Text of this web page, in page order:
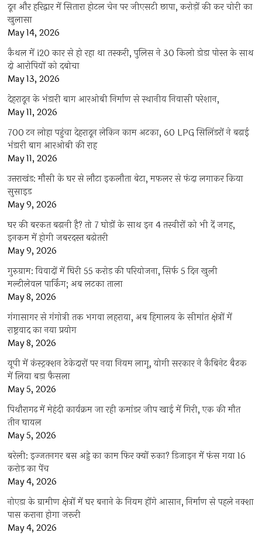
दून और हरिद्वार में सितारा होटल चेन पर जीएसटी छापा, करोड़ों की कर चोरी का
खुलासा
May 14, 2026
कैथल में i20 कार से हो रहा था तस्करी, पुलिस ने 30 किलो डोडा पोस्त के साथ
दो आरोपियों को दबोचा
May 13, 2026
देहरादून के भंडारी बाग आरओबी निर्माण से स्थानीय निवासी परेशान,
May 11, 2026
700 टन लोहा पहुंचा देहरादून लेकिन काम अटका, 60 LPG सिलिंडरों ने बढ़ाई
भंडारी बाग आरओबी की राह
May 11, 2026
उत्तराखंड: मौसी के घर से लौटा इकलौता बेटा, मफलर से फंदा लगाकर किया
सुसाइड
May 9, 2026
घर की बरकत बढ़ानी है? तो 7 घोड़ों के साथ इन 4 तस्वीरों को भी दें जगह,
इनकम में होगी जबरदस्त बढ़ोतरी
May 9, 2026
गुरुग्राम: विवादों में घिरी 55 करोड़ की परियोजना, सिर्फ 5 दिन खुली
मल्टीलेवल पार्किंग; अब लटका ताला
May 8, 2026
गंगासागर से गंगोत्री तक भगवा लहराया, अब हिमालय के सीमांत क्षेत्रों में
राष्ट्रवाद का नया प्रयोग
May 8, 2026
यूपी में कंस्ट्रक्शन ठेकेदारों पर नया नियम लागू, योगी सरकार ने कैबिनेट बैठक
में लिया बड़ा फैसला
May 5, 2026
पिथौरागढ़ में मेहंदी कार्यक्रम जा रही कमांडर जीप खाई में गिरी, एक की मौत
तीन घायल
May 5, 2026
बरेली: इज्जतनगर बस अड्डे का काम फिर क्यों रुका? डिजाइन में फंस गया 16
करोड़ का पेंच
May 4, 2026
नोएडा के ग्रामीण क्षेत्रों में घर बनाने के नियम होंगे आसान, निर्माण से पहले नक्शा
पास कराना होगा जरूरी
May 4, 2026